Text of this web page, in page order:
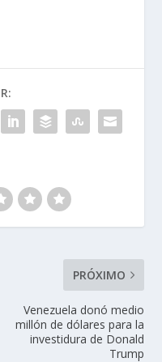
PRÓXIMO
Venezuela donó medio
millón de dólares para la
investidura de Donald
Trump